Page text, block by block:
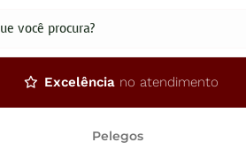
Excelência no atendimento
Pelegos